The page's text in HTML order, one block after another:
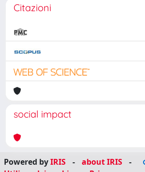
Citazioni
social impact
Powered byIRIS - about IRIS
-